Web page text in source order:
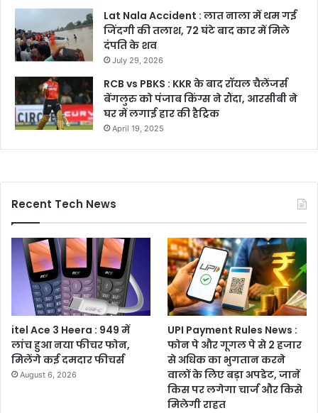
Lat Nala Accident : लात नाला में थम गई
जिंदगी की तलाश, 72 घंटे बाद कार में मिले
दंपति के शव
July 29, 2026
RCB vs PBKS : KKR के बाद रॉयल चैलेंजर्स
बेंगलुरु को पंजाब किंग्स ने रौंदा, आरसीबी ने
घर में लगाई हार की हैट्रिक
April 19, 2025
Recent Tech News
itel Ace 3 Heera : 949 में
लांच हुआ नया फीचर फोन,
मिलेंगे कई दमदार फीचर्स
August 6, 2026
UPI Payment Rules News :
फोन पे और गूगल पे से 2 हजार
से अधिक का भुगतान करने
वालों के लिए बड़ा अपडेट, जानें
किस पर लगेगा चार्ज और किसे
मिलेगी राहत